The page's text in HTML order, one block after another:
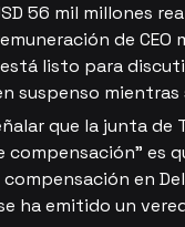
56 mil millones
de CEO
está listo para
suspenso
que la junta de
compensación” es
en
ha emitido un